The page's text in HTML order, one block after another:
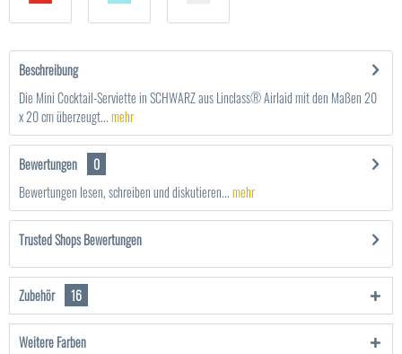
Beschreibung
Die Mini Cocktail-Serviette in SCHWARZ aus Linclass® Airlaid mit den Maßen 20
x 20 cm überzeugt...mehr
Bewertungen
0
Bewertungen lesen, schreiben und diskutieren...mehr
Trusted Shops Bewertungen
Zubehör 16
Weitere Farben